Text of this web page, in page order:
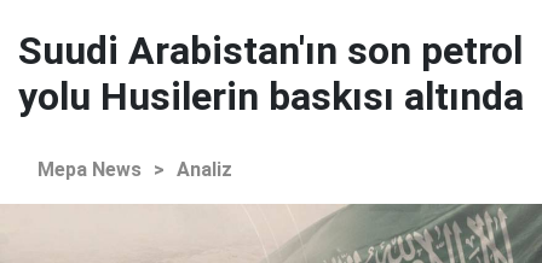
Suudi Arabistan'ın son petrol
yolu Husilerin baskısı altında
Mepa News > Analiz